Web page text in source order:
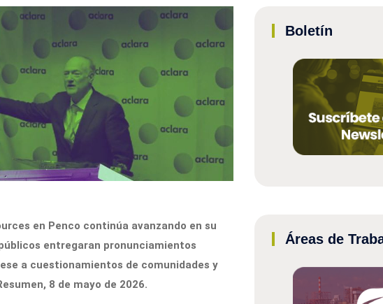
en Penco continúa avanzando en su
entregaran pronunciamientos
a cuestionamientos de comunidades y
8 de mayo de 2026.
Boletín
Áreas de